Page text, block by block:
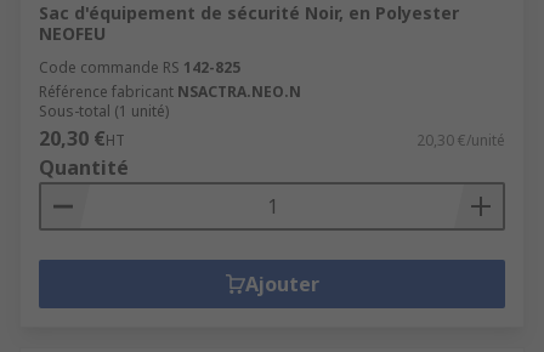
Sac d'équipement de sécurité Noir, en Polyester
NEOFEU
Code commande RS 142-825
Référence fabricant NSACTRA.NEO.N
Sous-total (1 unité)
20,30 €HT 20,30 €/unité
Quantité
Ajouter